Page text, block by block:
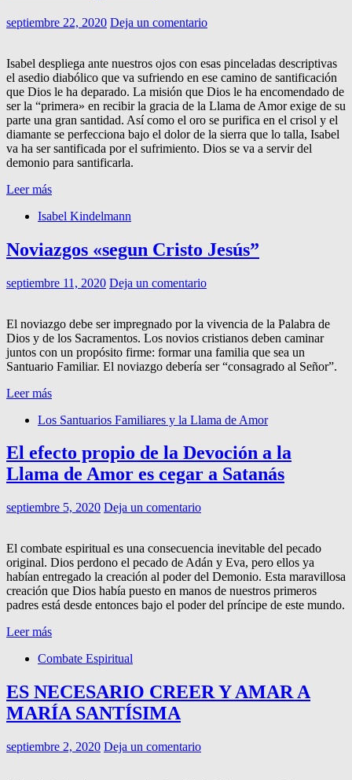
septiembre 22, 2020 Deja un comentario
Isabel despliega ante nuestros ojos con esas pinceladas descriptivas
el asedio diabólico que va sufriendo en ese camino de santificación
que Dios le ha deparado. La misión que Dios le ha encomendado de
ser la “primera» en recibir la gracia de la Llama de Amor exige de su
parte una gran santidad. Así como el oro se purifica en el crisol y el
diamante se perfecciona bajo el dolor de la sierra que lo talla, Isabel
va ha ser santificada por el sufrimiento. Dios se va a servir del
demonio para santificarla.
Leer más
Isabel Kindelmann
Noviazgos «segun Cristo Jesús”
septiembre 11, 2020 Deja un comentario
El noviazgo debe ser impregnado por la vivencia de la Palabra de
Dios y de los Sacramentos. Los novios cristianos deben caminar
juntos con un propósito firme: formar una familia que sea un
Santuario Familiar. El noviazgo debería ser “consagrado al Señor”.
Leer más
Los Santuarios Familiares y la Llama de Amor
El efecto propio de la Devoción a la
Llama de Amor es cegar a Satanás
septiembre 5, 2020 Deja un comentario
El combate espiritual es una consecuencia inevitable del pecado
original. Dios perdono el pecado de Adán y Eva, pero ellos ya
habían entregado la creación al poder del Demonio. Esta maravillosa
creación que Dios había puesto en manos de nuestros primeros
padres está desde entonces bajo el poder del príncipe de este mundo.
Leer más
Combate Espiritual
ES NECESARIO CREER Y AMAR A
MARÍA SANTÍSIMA
septiembre 2, 2020 Deja un comentario